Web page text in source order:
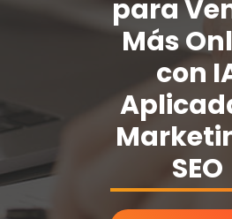
para
Más
con
SEO